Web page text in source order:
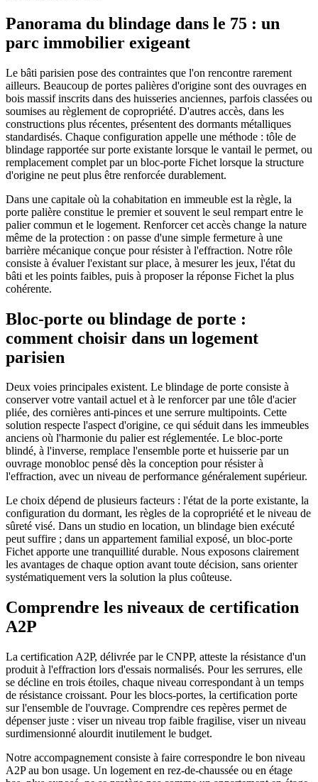
Panorama du blindage dans le 75 : un
parc immobilier exigeant
Le bâti parisien pose des contraintes que l'on rencontre rarement
ailleurs. Beaucoup de portes palières d'origine sont des ouvrages en
bois massif inscrits dans des huisseries anciennes, parfois classées ou
soumises au règlement de copropriété. D'autres accès, dans les
constructions plus récentes, présentent des dormants métalliques
standardisés. Chaque configuration appelle une méthode : tôle de
blindage rapportée sur porte existante lorsque le vantail le permet, ou
remplacement complet par un bloc-porte Fichet lorsque la structure
d'origine ne peut plus être renforcée durablement.
Dans une capitale où la cohabitation en immeuble est la règle, la
porte palière constitue le premier et souvent le seul rempart entre le
palier commun et le logement. Renforcer cet accès change la nature
même de la protection : on passe d'une simple fermeture à une
barrière mécanique conçue pour résister à l'effraction. Notre rôle
consiste à évaluer l'existant sur place, à mesurer les jeux, l'état du
bâti et les points faibles, puis à proposer la réponse Fichet la plus
cohérente.
Bloc-porte ou blindage de porte :
comment choisir dans un logement
parisien
Deux voies principales existent. Le blindage de porte consiste à
conserver votre vantail actuel et à le renforcer par une tôle d'acier
pliée, des cornières anti-pinces et une serrure multipoints. Cette
solution respecte l'aspect d'origine, ce qui séduit dans les immeubles
anciens où l'harmonie du palier est réglementée. Le bloc-porte
blindé, à l'inverse, remplace l'ensemble porte et huisserie par un
ouvrage monobloc pensé dès la conception pour résister à
l'effraction, avec un niveau de performance généralement supérieur.
Le choix dépend de plusieurs facteurs : l'état de la porte existante, la
configuration du dormant, les règles de la copropriété et le niveau de
sûreté visé. Dans un studio en location, un blindage bien exécuté
peut suffire ; dans un appartement familial exposé, un bloc-porte
Fichet apporte une tranquillité durable. Nous exposons clairement
les avantages de chaque option avant toute décision, sans orienter
systématiquement vers la solution la plus coûteuse.
Comprendre les niveaux de certification
A2P
La certification A2P, délivrée par le CNPP, atteste la résistance d'un
produit à l'effraction lors d'essais normalisés. Pour les serrures, elle
se décline en trois étoiles, chaque niveau correspondant à un temps
de résistance croissant. Pour les blocs-portes, la certification porte
sur l'ensemble de l'ouvrage. Comprendre ces repères permet de
dépenser juste : viser un niveau trop faible fragilise, viser un niveau
surdimensionné alourdit inutilement le budget.
Notre accompagnement consiste à faire correspondre le bon niveau
A2P au bon usage. Un logement en rez-de-chaussée ou en étage